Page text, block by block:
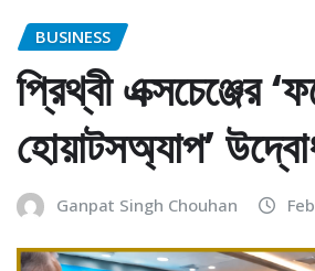
BUSINESS
প্রিথ্বী এক্সচেঞ্জের
হোয়াটসঅ্যাপ’
Ganpat Singh Chouhan